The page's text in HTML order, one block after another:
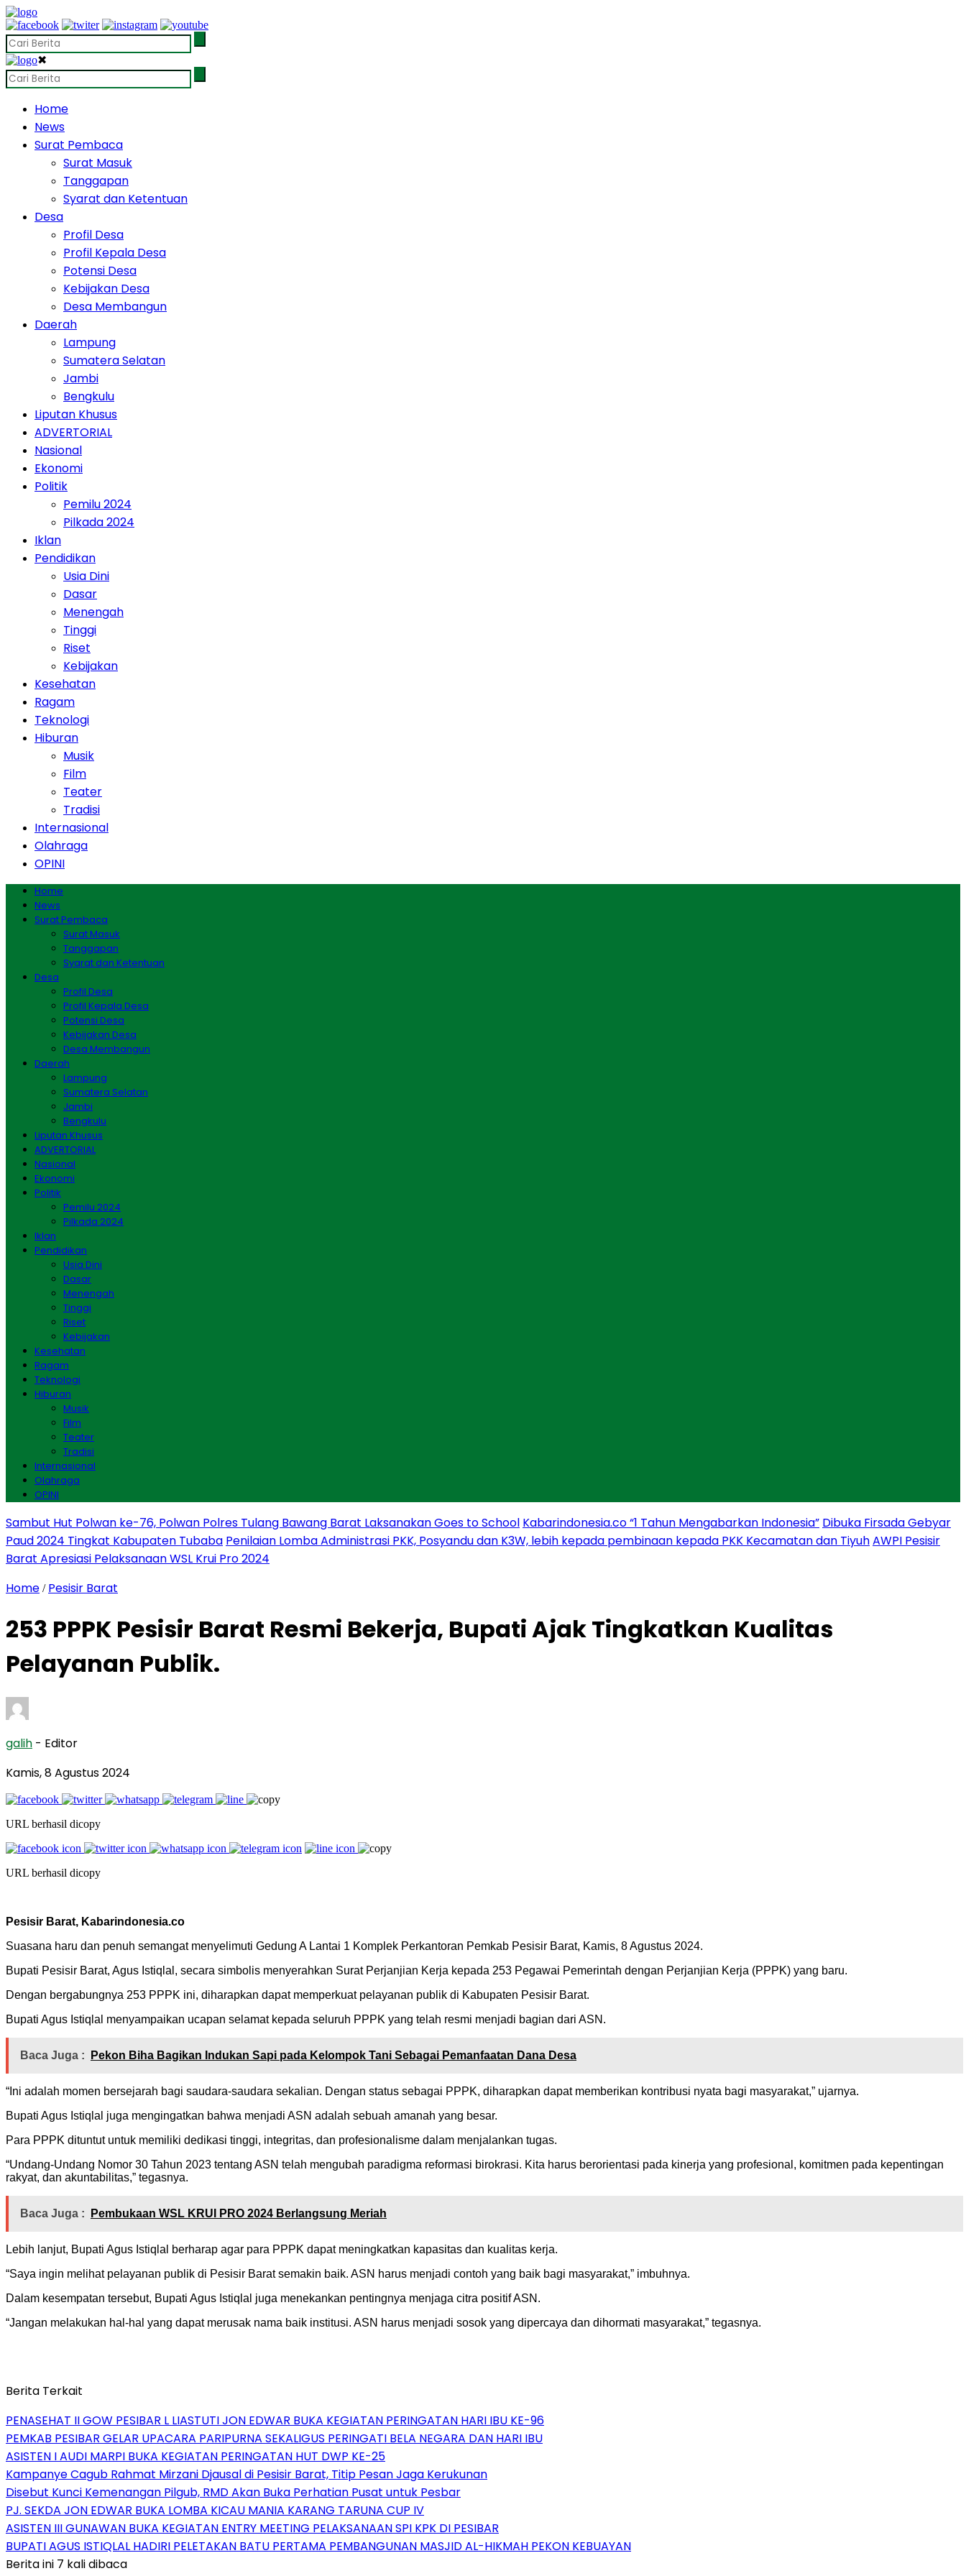
✖
Home
News
Surat Pembaca
Surat Masuk
Tanggapan
Syarat dan Ketentuan
Desa
Profil Desa
Profil Kepala Desa
Potensi Desa
Kebijakan Desa
Desa Membangun
Daerah
Lampung
Sumatera Selatan
Jambi
Bengkulu
Liputan Khusus
ADVERTORIAL
Nasional
Ekonomi
Politik
Pemilu 2024
Pilkada 2024
Iklan
Pendidikan
Usia Dini
Dasar
Menengah
Tinggi
Riset
Kebijakan
Kesehatan
Ragam
Teknologi
Hiburan
Musik
Film
Teater
Tradisi
Internasional
Olahraga
OPINI
Home
News
Surat Pembaca
Surat Masuk
Tanggapan
Syarat dan Ketentuan
Desa
Profil Desa
Profil Kepala Desa
Potensi Desa
Kebijakan Desa
Desa Membangun
Daerah
Lampung
Sumatera Selatan
Jambi
Bengkulu
Liputan Khusus
ADVERTORIAL
Nasional
Ekonomi
Politik
Pemilu 2024
Pilkada 2024
Iklan
Pendidikan
Usia Dini
Dasar
Menengah
Tinggi
Riset
Kebijakan
Kesehatan
Ragam
Teknologi
Hiburan
Musik
Film
Teater
Tradisi
Internasional
Olahraga
OPINI
Sambut Hut Polwan ke-76, Polwan Polres Tulang Bawang Barat Laksanakan Goes to School Kabarindonesia.co “1 Tahun Mengabarkan Indonesia” Dibuka Firsada Gebyar
Paud 2024 Tingkat Kabupaten Tubaba Penilaian Lomba Administrasi PKK, Posyandu dan K3W, lebih kepada pembinaan kepada PKK Kecamatan dan TiyuhAWPI Pesisir
Barat Apresiasi Pelaksanaan WSL Krui Pro 2024
Home / Pesisir Barat
253 PPPK Pesisir Barat Resmi Bekerja, Bupati Ajak Tingkatkan Kualitas
Pelayanan Publik.
galih - Editor
Kamis, 8 Agustus 2024
URL berhasil dicopy
URL berhasil dicopy
Pesisir Barat, Kabarindonesia.co
Suasana haru dan penuh semangat menyelimuti Gedung A Lantai 1 Komplek Perkantoran Pemkab Pesisir Barat, Kamis, 8 Agustus 2024.
Bupati Pesisir Barat, Agus Istiqlal, secara simbolis menyerahkan Surat Perjanjian Kerja kepada 253 Pegawai Pemerintah dengan Perjanjian Kerja (PPPK) yang baru.
Dengan bergabungnya 253 PPPK ini, diharapkan dapat memperkuat pelayanan publik di Kabupaten Pesisir Barat.
Bupati Agus Istiqlal menyampaikan ucapan selamat kepada seluruh PPPK yang telah resmi menjadi bagian dari ASN.
Baca Juga : Pekon Biha Bagikan Indukan Sapi pada Kelompok Tani Sebagai Pemanfaatan Dana Desa
“Ini adalah momen bersejarah bagi saudara-saudara sekalian. Dengan status sebagai PPPK, diharapkan dapat memberikan kontribusi nyata bagi masyarakat,” ujarnya.
Bupati Agus Istiqlal juga mengingatkan bahwa menjadi ASN adalah sebuah amanah yang besar.
Para PPPK dituntut untuk memiliki dedikasi tinggi, integritas, dan profesionalisme dalam menjalankan tugas.
“Undang-Undang Nomor 30 Tahun 2023 tentang ASN telah mengubah paradigma reformasi birokrasi. Kita harus berorientasi pada kinerja yang profesional, komitmen pada kepentingan
rakyat, dan akuntabilitas,” tegasnya.
Baca Juga : Pembukaan WSL KRUI PRO 2024 Berlangsung Meriah
Lebih lanjut, Bupati Agus Istiqlal berharap agar para PPPK dapat meningkatkan kapasitas dan kualitas kerja.
“Saya ingin melihat pelayanan publik di Pesisir Barat semakin baik. ASN harus menjadi contoh yang baik bagi masyarakat,” imbuhnya.
Dalam kesempatan tersebut, Bupati Agus Istiqlal juga menekankan pentingnya menjaga citra positif ASN.
“Jangan melakukan hal-hal yang dapat merusak nama baik institusi. ASN harus menjadi sosok yang dipercaya dan dihormati masyarakat,” tegasnya.
Berita Terkait
PENASEHAT II GOW PESIBAR L LIASTUTI JON EDWAR BUKA KEGIATAN PERINGATAN HARI IBU KE-96
PEMKAB PESIBAR GELAR UPACARA PARIPURNA SEKALIGUS PERINGATI BELA NEGARA DAN HARI IBU
ASISTEN I AUDI MARPI BUKA KEGIATAN PERINGATAN HUT DWP KE-25
Kampanye Cagub Rahmat Mirzani Djausal di Pesisir Barat, Titip Pesan Jaga Kerukunan
Disebut Kunci Kemenangan Pilgub, RMD Akan Buka Perhatian Pusat untuk Pesbar
PJ. SEKDA JON EDWAR BUKA LOMBA KICAU MANIA KARANG TARUNA CUP IV
ASISTEN III GUNAWAN BUKA KEGIATAN ENTRY MEETING PELAKSANAAN SPI KPK DI PESIBAR
BUPATI AGUS ISTIQLAL HADIRI PELETAKAN BATU PERTAMA PEMBANGUNAN MASJID AL-HIKMAH PEKON KEBUAYAN
Berita ini 7 kali dibaca